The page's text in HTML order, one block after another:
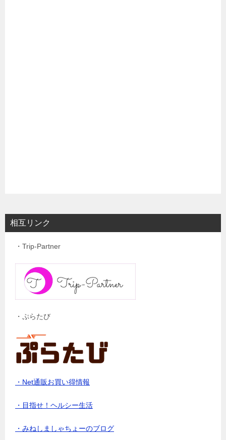
相互リンク
・Trip-Partner
・ぷらたび
・Net通販お買い得情報
・目指せ！ヘルシー生活
・みねしましゃちょーのブログ